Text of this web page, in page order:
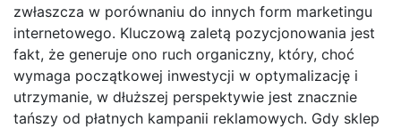
zwłaszcza w porównaniu do innych form marketingu
internetowego. Kluczową zaletą pozycjonowania jest
fakt, że generuje ono ruch organiczny, który, choć
wymaga początkowej inwestycji w optymalizację i
utrzymanie, w dłuższej perspektywie jest znacznie
tańszy od płatnych kampanii reklamowych. Gdy sklep